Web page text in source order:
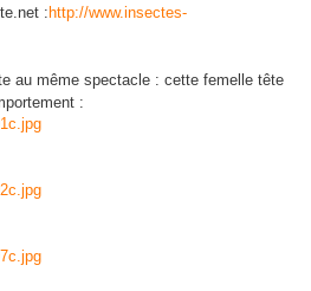
: http://www.insectes-
au même spectacle : cette femelle tête
: